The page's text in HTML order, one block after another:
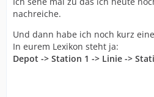
nachreiche.
Und dann habe ich noch kurz
In eurem Lexikon steht ja:
Depot -> Station 1 -> Linie ->